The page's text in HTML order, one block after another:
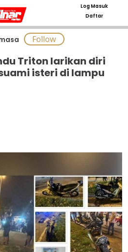
Log Masuk
Daftar
Triton larikan diri
isteri di lampu